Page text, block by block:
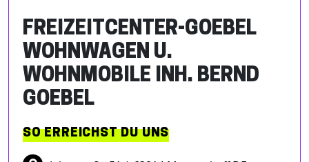
FREIZEITCENTER-GOEBEL
WOHNWAGEN U.
WOHNMOBILE INH. BERND
GOEBEL
SO ERREICHST DU UNS